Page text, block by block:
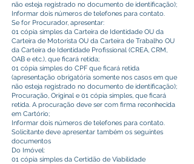
não esteja registrado no documento de identificação);
Informar dois números de telefones para contato.
Se for Procurador, apresentar:
01 cópia simples da Carteira de Identidade OU da
Carteira de Motorista OU da Carteira de Trabalho OU
da Carteira de Identidade Profissional (CREA, CRM,
OAB e etc.), que ficará retida;
01 cópia simples do CPF que ficará retida
(apresentação obrigatória somente nos casos em que
não esteja registrado no documento de identificação);
Procuração, Original e 01 cópia simples, que ficará
retida. A procuração deve ser com firma reconhecida
em Cartório;
Informar dois números de telefones para contato.
Solicitante deve apresentar também os seguintes
documentos
Do Imóvel:
01 cópia simples da Certidão de Viabilidade